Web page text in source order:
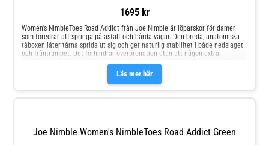
1695 kr
Läs mer här
Women's NimbleToes Road Addict från Joe Nimble är löparskor för damer
som föredrar att springa på asfalt och hårda vägar. Den breda, anatomiska
tåboxen låter tårna sprida ut sig och ger naturlig stabilitet i både nedslaget
och fråntrampet. Det förhindrar överpronation utan att någon extra
uppbyggnad behövs inuti skorna. Mellansulan med 10 mm EVA och noll drop
ger en perfekt balans mellan dämpning, flexibilitet och direkt
markkontaktYttersulan säkerställer ett ordentligt grepp på asfaltDen
stickade ovansidan i en sömlös design ventilerar ut
Joe Nimble Women's NimbleToes Road Addict Green